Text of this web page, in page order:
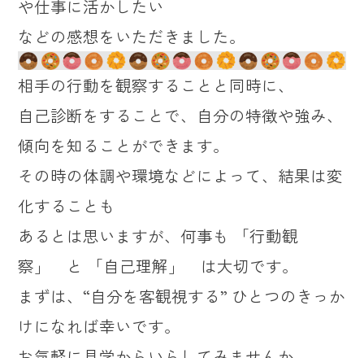
や仕事に活かしたい
などの感想をいただきました。
相手の行動を観察することと同時に、
自己診断をすることで、自分の特徴や強み、
傾向を知ることができます。
その時の体調や環境などによって、結果は変
化することも
あるとは思いますが、何事も 「行動観
察」 と 「自己理解」 は大切です。
まずは、“自分を客観視する” ひとつのきっか
けになれば幸いです。